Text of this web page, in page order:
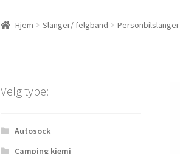
Hjem Slanger/ felgband Personbilslanger
Velg type:
Autosock
Camping kjemi